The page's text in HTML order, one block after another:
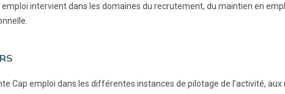
emploi intervient dans les domaines du recrutement, du maintien en
Cap emploi dans les différentes instances de pilotage de l’activité, aux